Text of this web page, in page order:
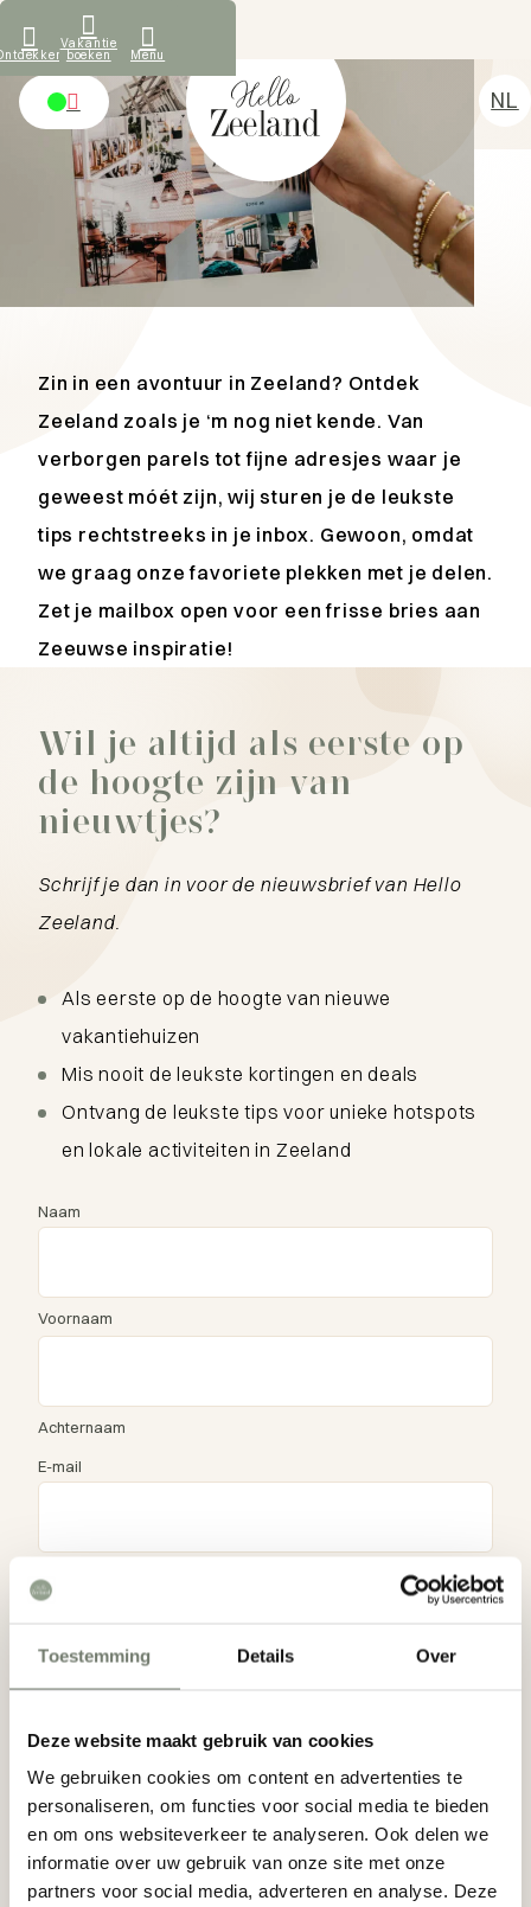
Toestemming Details Over
Deze website maakt gebruik van cookies
We gebruiken cookies om content en advertenties te
personaliseren, om functies voor social media te bieden
en om ons websiteverkeer te analyseren. Ook delen we
informatie over uw gebruik van onze site met onze
partners voor social media, adverteren en analyse. Deze
Vakantiehuizen
Ontdekken
Verhuur
Over ons
Vakantie
boeken Menu
Wat onze gasten zeggen
NL
Waar ben je naar op zoek?
Schrijf je in voor de
nieuwsbrief
Zin in een avontuur in Zeeland? Ontdek
Zeeland zoals je ‘m nog niet kende. Van
verborgen parels tot fijne adresjes waar je
geweest móét zijn, wij sturen je de leukste
tips rechtstreeks in je inbox. Gewoon, omdat
we graag onze favoriete plekken met je delen.
Zet je mailbox open voor een frisse bries aan
Zeeuwse inspiratie!
Wil je altijd als eerste op
de hoogte zijn van
nieuwtjes?
Schrijf je dan in voor de nieuwsbrief van Hello
Zeeland.
Als eerste op de hoogte van nieuwe
vakantiehuizen
Mis nooit de leukste kortingen en deals
Ontvang de leukste tips voor unieke hotspots
en lokale activiteiten in Zeeland
Naam
Voornaam
Achternaam
E-mail
Voorkeurstaal
Verstuur
Deze site wordt beschermd door reCAPTCHA en het
GooglePrivacybeleiden er zijnServicevoorwaarden
van toepassing.